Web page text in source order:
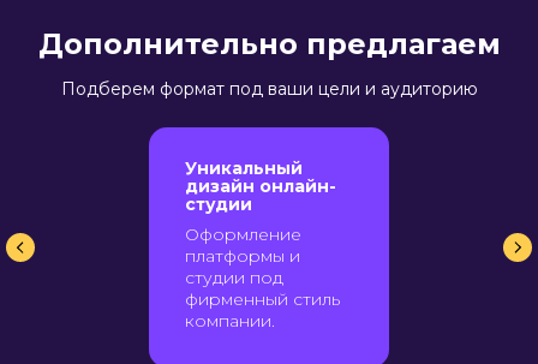
Дополнительно предлагаем
Подберем формат под ваши цели и аудиторию
Уникальный
дизайн онлайн-
студии
Оформление
платформы и
студии под
фирменный стиль
компании.